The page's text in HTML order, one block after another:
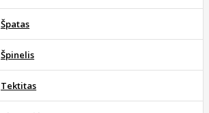
Špatas
Špinelis
Tektitas